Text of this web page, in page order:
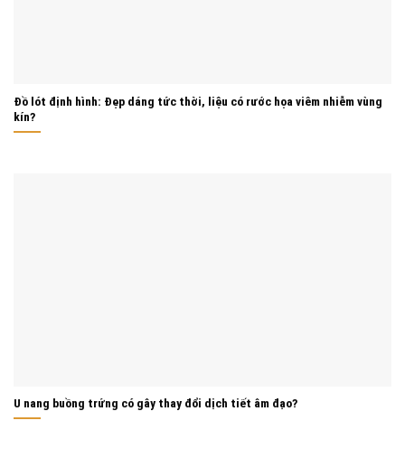
Đồ lót định hình: Đẹp dáng tức thời, liệu có rước họa viêm nhiễm vùng
kín?
U nang buồng trứng có gây thay đổi dịch tiết âm đạo?